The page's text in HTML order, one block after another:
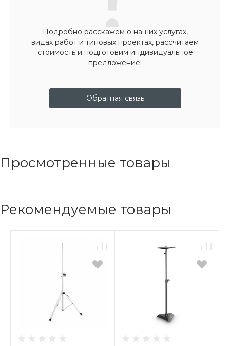
Подробно расскажем о наших услугах,
видах работ и типовых проектах, рассчитаем
стоимость и подготовим индивидуальное
предложение!
Обратная связь
Просмотренные товары
Рекомендуемые товары